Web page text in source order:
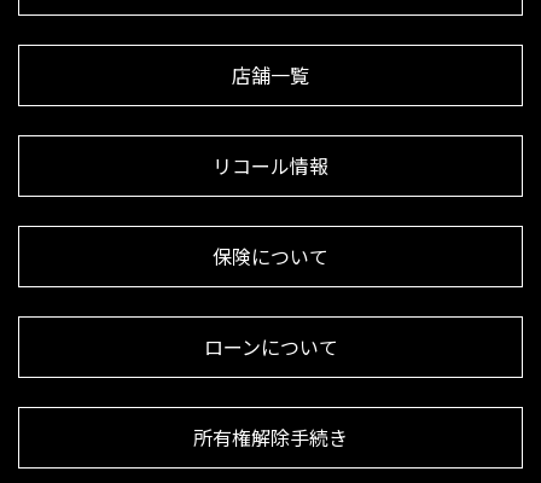
店舗一覧
リコール情報
保険について
ローンについて
所有権解除手続き